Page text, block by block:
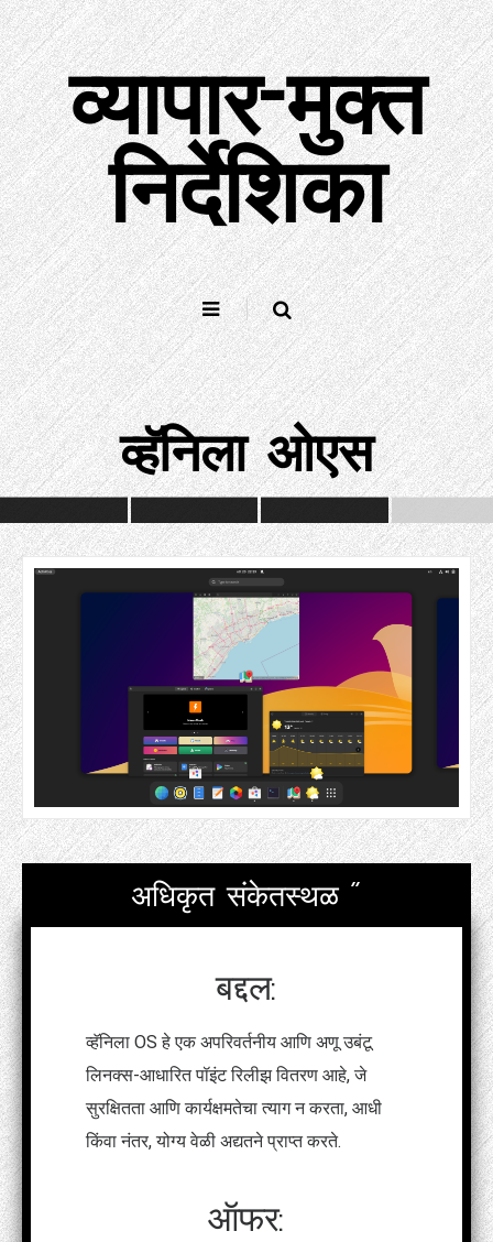
सामग्रीवर
जा
व्यापार-मुक्त
निर्देशिका
व्हॅनिला ओएस
अधिकृत संकेतस्थळ "
बद्दल:
व्हॅनिला OS हे एक अपरिवर्तनीय आणि अणू उबंटू
लिनक्स-आधारित पॉइंट रिलीझ वितरण आहे, जे
सुरक्षितता आणि कार्यक्षमतेचा त्याग न करता, आधी
किंवा नंतर, योग्य वेळी अद्यतने प्राप्त करते.
ऑफर: